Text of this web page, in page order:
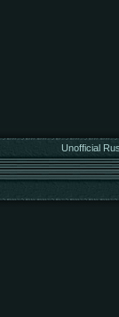
Unofficial